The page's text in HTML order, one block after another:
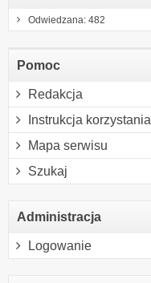
Odwiedzana: 482
Pomoc
Redakcja
Instrukcja korzystania
Mapa serwisu
Szukaj
Administracja
Logowanie